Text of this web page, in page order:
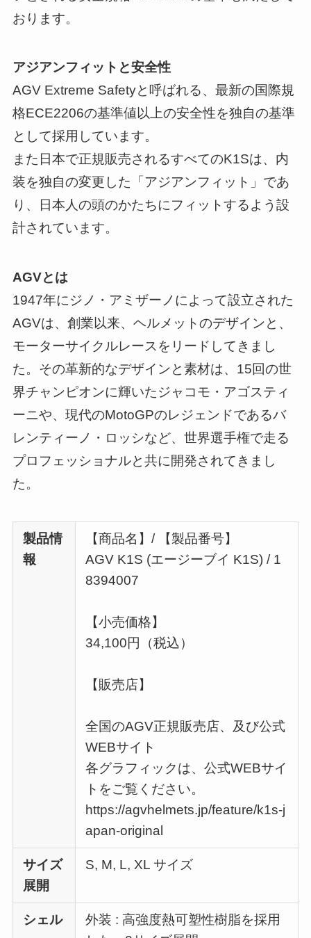
おります。
アジアンフィットと安全性
AGV Extreme Safetyと呼ばれる、最新の国際規
格ECE2206の基準値以上の安全性を独自の基準
として採用しています。
また日本で正規販売されるすべてのK1Sは、内
装を独自の変更した「アジアンフィット」であ
り、日本人の頭のかたちにフィットするよう設
計されています。
AGVとは
1947年にジノ・アミザーノによって設立された
AGVは、創業以来、ヘルメットのデザインと、
モーターサイクルレースをリードしてきまし
た。その革新的なデザインと素材は、15回の世
界チャンピオンに輝いたジャコモ・アゴスティ
ーニや、現代のMotoGPのレジェンドであるバ
レンティーノ・ロッシなど、世界選手権で走る
プロフェッショナルと共に開発されてきまし
た。
製品情
報
【商品名】/ 【製品番号】
AGV K1S (エージーブイ K1S) / 1
8394007
【小売価格】
34,100円（税込）
【販売店】
全国のAGV正規販売店、及び公式
WEBサイト
各グラフィックは、公式WEBサイ
トをご覧ください。
https://agvhelmets.jp/feature/k1s-j
apan-original
サイズ
展開
S, M, L, XL サイズ
シェル
外装 : 高強度熱可塑性樹脂を採用